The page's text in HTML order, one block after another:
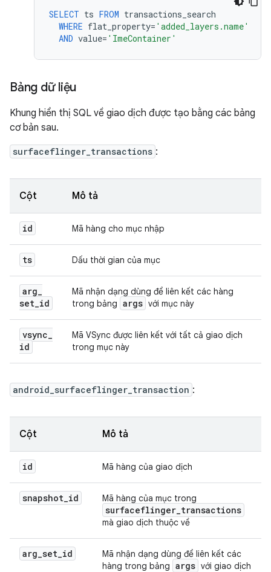
SELECT ts FROM transactions_search
WHERE flat_property= 'added_layers.name'
AND value= 'ImeContainer'
Bảng dữ liệu
Khung hiển thị SQL về giao dịch được tạo bằng các bảng
cơ bản sau.
surfaceflinger_transactions :
Cột Mô tả
id Mã hàng cho mục nhập
ts Dấu thời gian của mục
arg_
set_id
Mã nhận dạng dùng để liên kết các hàng
trong bảng args với mục này
vsync_
id
Mã VSync được liên kết với tất cả giao dịch
trong mục này
android_surfaceflinger_transaction :
Cột Mô tả
id Mã hàng của giao dịch
snapshot_id Mã hàng của mục trong
surfaceflinger_transactions
mà giao dịch thuộc về
arg_set_id
Mã nhận dạng dùng để liên kết các
hàng trong bảng args với giao dịch